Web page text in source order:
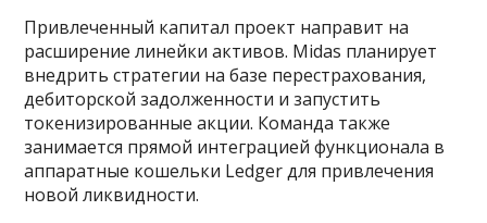
Привлеченный капитал проект направит на
расширение линейки активов. Midas планирует
внедрить стратегии на базе перестрахования,
дебиторской задолженности и запустить
токенизированные акции. Команда также
занимается прямой интеграцией функционала в
аппаратные кошельки Ledger для привлечения
новой ликвидности.